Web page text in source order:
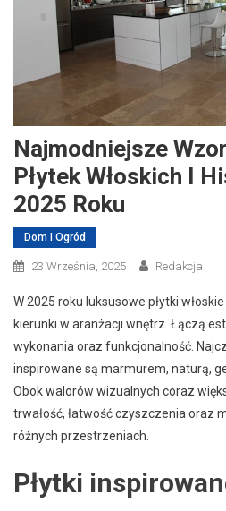
Najmodniejsze
Płytek Włoskich I
2025 Roku
Dom I Ogród
23 Września, 2025 Redakcja
W 2025 roku luksusowe płytki
kierunki w aranżacji wnętrz. Łączą
wykonania oraz funkcjonalność.
inspirowane są marmurem, naturą,
Obok walorów wizualnych coraz
trwałość, łatwość czyszczenia oraz
różnych przestrzeniach.
Płytki